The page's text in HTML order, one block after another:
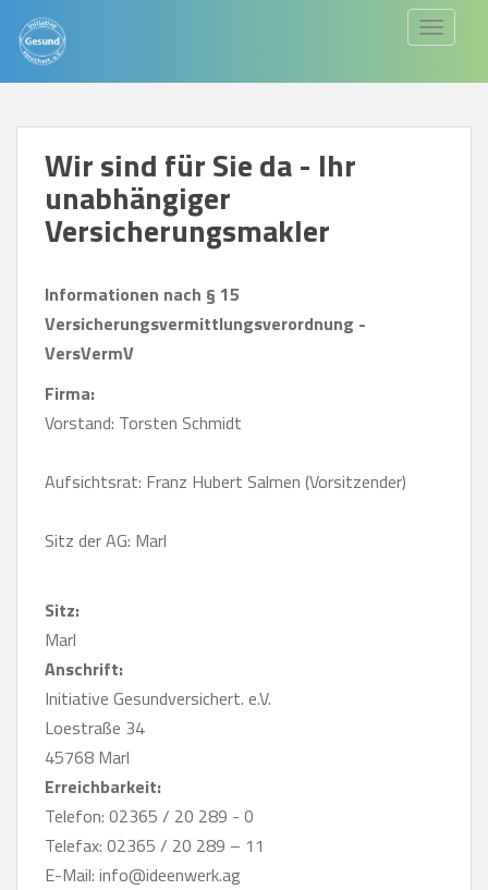
Wir sind für Sie da - Ihr
unabhängiger
Versicherungsmakler
Informationen nach § 15
Versicherungsvermittlungsverordnung -
VersVermV
Firma:
Vorstand: Torsten Schmidt
Aufsichtsrat: Franz Hubert Salmen (Vorsitzender)
Sitz der AG: Marl
Sitz:
Marl
Anschrift:
Initiative Gesundversichert. e.V.
Loestraße 34
45768 Marl
Erreichbarkeit:
Telefon: 02365 / 20 289 - 0
Telefax: 02365 / 20 289 – 11
E-Mail: info@ideenwerk.ag